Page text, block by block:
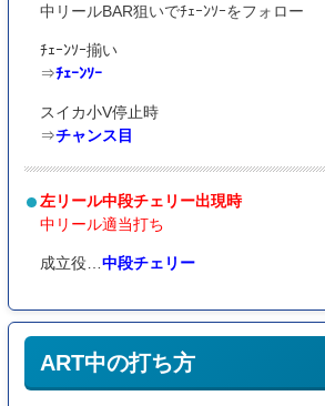
中リールBAR狙いでﾁｪｰﾝｿｰをフォロー
ﾁｪｰﾝｿｰ揃い
⇒ﾁｪｰﾝｿｰ
スイカ小V停止時
⇒チャンス目
左リール中段チェリー出現時
中リール適当打ち
成立役…中段チェリー
ART中の打ち方